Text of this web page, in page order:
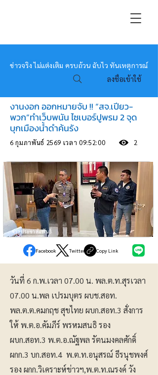
หมอข่าว
ข่าวจริง ไม่แต่งเติม ครบถ้วน ฉับไว ทันเหตุการณ์
ลงชื่อเข้าใช้
งานงอก ออกหมายจับ !! “สจ.เปียว-
พวก”ทำเว็บพนัน ไซเบอร์ปูพรม 2 จุด
บุกเมืองน้ำดำค้นรัง
6 กุมภาพันธ์ 2569 เวลา 09:52:00 2
ข่าวประชาสัมพันธ์
Facebook Twitter Copy Link
วันที่ 6 ก.พ.เวลา 07.00 น. พล.ต.ท.สุรเวลา
07.00 น.พล เปรมบุตร ผบช.สอท.
พล.ต.ต.คมกฤช สุขไทย ผบก.สอท.3 สั่งการ
ให้ พ.ต.อ.คัมภีร์ พรหมสนธิ รอง
ผบก.สอท.3 พ.ต.อ.ณัฐพล รัตนมงคลศักดิ์
ผกก.3 บก.สอท.4 พ.ต.ท.อนุสรณ์ ธีรนุชพงศ์
รอง ผกก.วิเคราะห์ข่าวฯ,พ.ต.ท.ณรงค์ วัง